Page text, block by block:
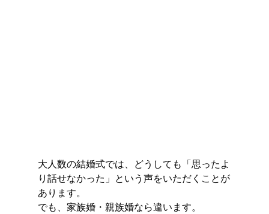
大人数の結婚式では、どうしても「思ったよ
り話せなかった」という声をいただくことが
あります。
でも、家族婚・親族婚なら違います。